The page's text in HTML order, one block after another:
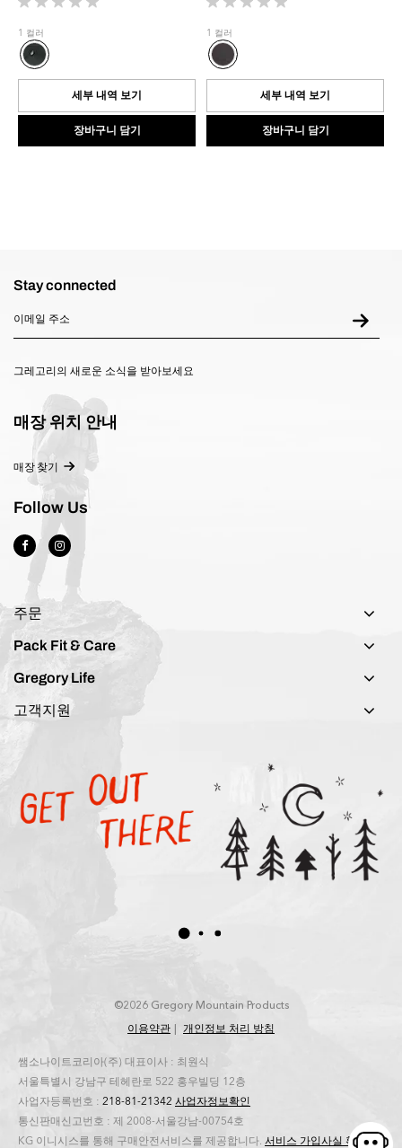
별
5
개
중
0.0
입
다.
1 컬러
세부 내역 보기
장바구니 담기
별
5
개
중
0.0
입
다.
1 컬러
세부 내역 보기
장바구니 담기
Stay connected
그레고리의 새로운 소식을 받아보세요
매장 위치 안내
매장 찾기
Follow Us
주문
Pack Fit & Care
Gregory Life
고객지원
©2026 Gregory Mountain Products
이용약관
개인정보 처리 방침
쌤소나이트코리아(주) 대표이사 : 최원식
서울특별시 강남구 테헤란로 522 홍우빌딩 12층
사업자등록번호 : 218-81-21342 사업자정보확인
통신판매신고번호 : 제 2008-서울강남-00754호
KG 이니시스를 통해 구매안전서비스를 제공합니다. 서비스 가입사실 확인